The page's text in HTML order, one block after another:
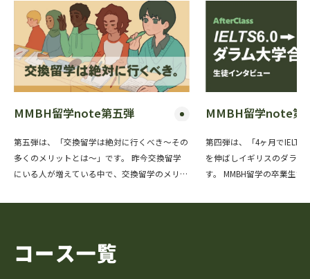
MMBH留学note第五弾
第五弾は、「交換留学は絶対に行くべき〜その
多くのメリットとは〜」です。 昨今交換留学
にいる人が増えている中で、交換留学のメリッ
ないことを、記事にまとめました。 「交換留
MMBH留学note第
第四弾は、「4ヶ月で
を伸ばしイギリスのダラム
す。 MMBH留学の卒業生で
げたか、英語資格の点数
コース一覧